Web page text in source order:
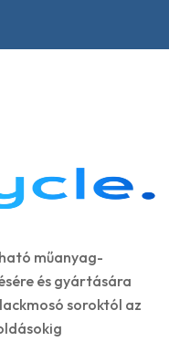
műanyag-
és gyártására
soroktól az